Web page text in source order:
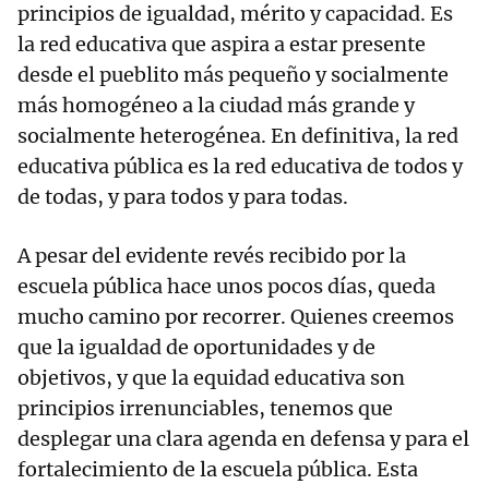
principios de igualdad, mérito y capacidad. Es
la red educativa que aspira a estar presente
desde el pueblito más pequeño y socialmente
más homogéneo a la ciudad más grande y
socialmente heterogénea. En definitiva, la red
educativa pública es la red educativa de todos y
de todas, y para todos y para todas.
A pesar del evidente revés recibido por la
escuela pública hace unos pocos días, queda
mucho camino por recorrer. Quienes creemos
que la igualdad de oportunidades y de
objetivos, y que la equidad educativa son
principios irrenunciables, tenemos que
desplegar una clara agenda en defensa y para el
fortalecimiento de la escuela pública. Esta